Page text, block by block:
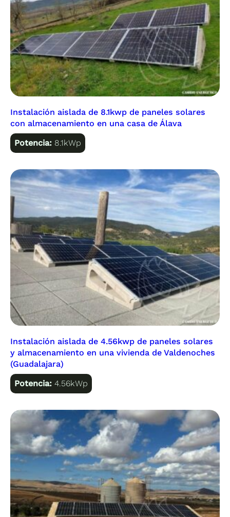
Instalación aislada de 8.1kwp de paneles solares
con almacenamiento en una casa de Álava
Potencia: 8.1kWp
Instalación aislada de 4.56kwp de paneles solares
y almacenamiento en una vivienda de Valdenoches
(Guadalajara)
Potencia:4.56kWp